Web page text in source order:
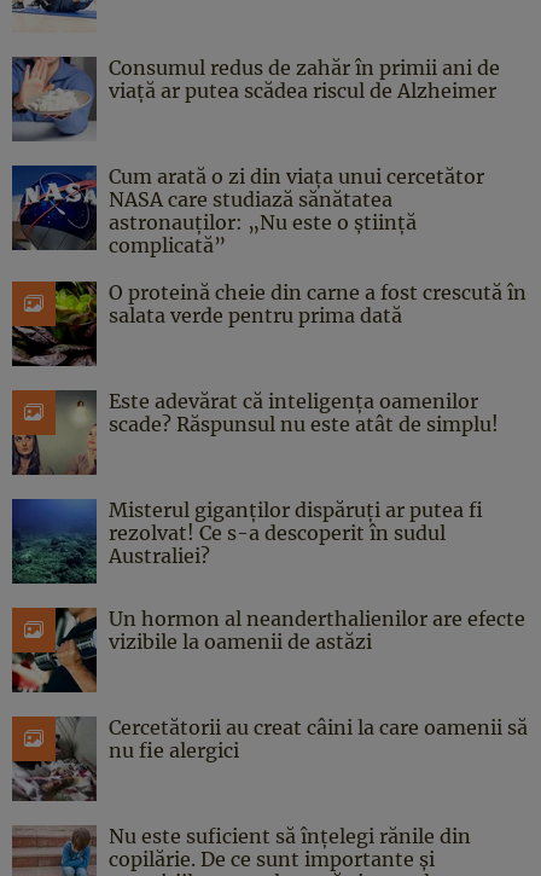
Consumul redus de zahăr în primii ani de
viață ar putea scădea riscul de Alzheimer
Cum arată o zi din viața unui cercetător
NASA care studiază sănătatea
astronauților: „Nu este o știință
complicată”
O proteină cheie din carne a fost crescută în
salata verde pentru prima dată
Este adevărat că inteligența oamenilor
scade? Răspunsul nu este atât de simplu!
Misterul giganților dispăruți ar putea fi
rezolvat! Ce s-a descoperit în sudul
Australiei?
Un hormon al neanderthalienilor are efecte
vizibile la oamenii de astăzi
Cercetătorii au creat câini la care oamenii să
nu fie alergici
Nu este suficient să înțelegi rănile din
copilărie. De ce sunt importante și